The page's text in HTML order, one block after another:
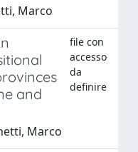
Marco
and
file con
accesso
da
definire
Marco